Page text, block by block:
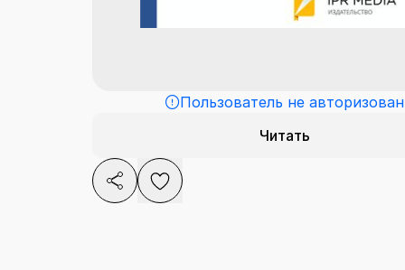
Пользователь не авторизован
Читать